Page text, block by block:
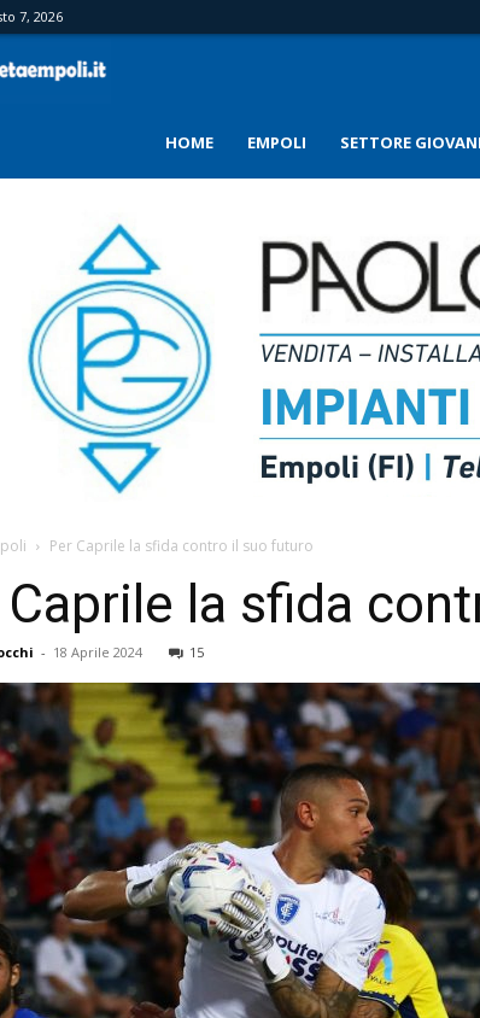
7, 2026
HOME EMPOLI SETTORE
Per Caprile la sfida contro il suo futuro
Caprile la sfida
- 18 Aprile 2024 15